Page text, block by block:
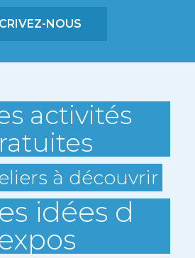
NOUS
activités
à découvrir
idées d